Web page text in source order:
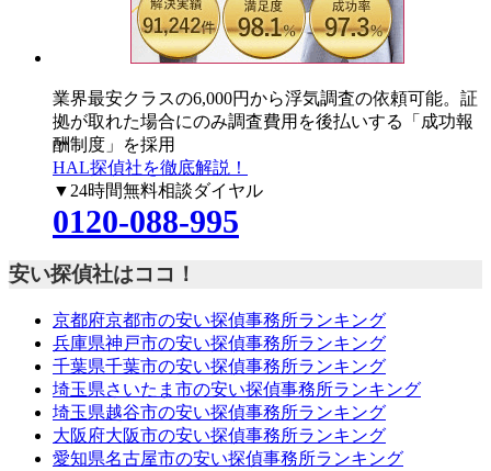
業界最安クラスの6,000円から浮気調査の依頼可能。証
拠が取れた場合にのみ調査費用を後払いする「成功報
酬制度」を採用
HAL探偵社を徹底解説！
▼24時間無料相談ダイヤル
0120-088-995
安い探偵社はココ！
京都府京都市の安い探偵事務所ランキング
兵庫県神戸市の安い探偵事務所ランキング
千葉県千葉市の安い探偵事務所ランキング
埼玉県さいたま市の安い探偵事務所ランキング
埼玉県越谷市の安い探偵事務所ランキング
大阪府大阪市の安い探偵事務所ランキング
愛知県名古屋市の安い探偵事務所ランキング